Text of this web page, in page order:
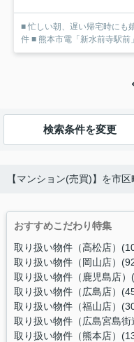
■ 忙しい朝、遅い帰宅時にも
件 ■ 熊本市電「新水前寺駅前
検索条件を変更
【マンション(売買)】を市
おすすめこだわり特集
取り扱い物件（高松店）
取り扱い物件（岡山店）
取り扱い物件（鹿児島店）
取り扱い物件（広島店）
取り扱い物件（福山店）
取り扱い物件（広島宮島
取り扱い物件（熊本店）